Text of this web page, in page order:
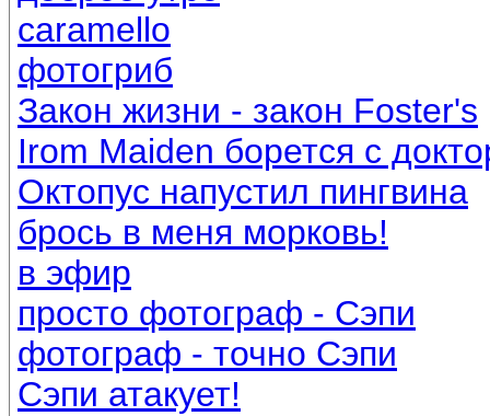
caramello
фотогриб
Закон жизни - закон Foster's
Irom Maiden борется с
Октопус напустил пингвина
брось в меня морковь!
в эфир
просто фотограф - Сэпи
фотограф - точно Сэпи
Сэпи атакует!